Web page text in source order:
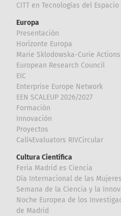
CITT en Tecnologías del Espacio
Europa
Presentación
Horizonte Europa
Marie Sklodowska-Curie Actions
European Research Council
EIC
Enterprise Europe Network
EEN SCALEUP 2026/2027
Formación
Innovación
Proyectos
Call4Evaluators RIVCircular
Cultura Científica
Feria Madrid es Ciencia
Día Internacional de las
Semana de la Ciencia y la
Noche Europea de los
de Madrid